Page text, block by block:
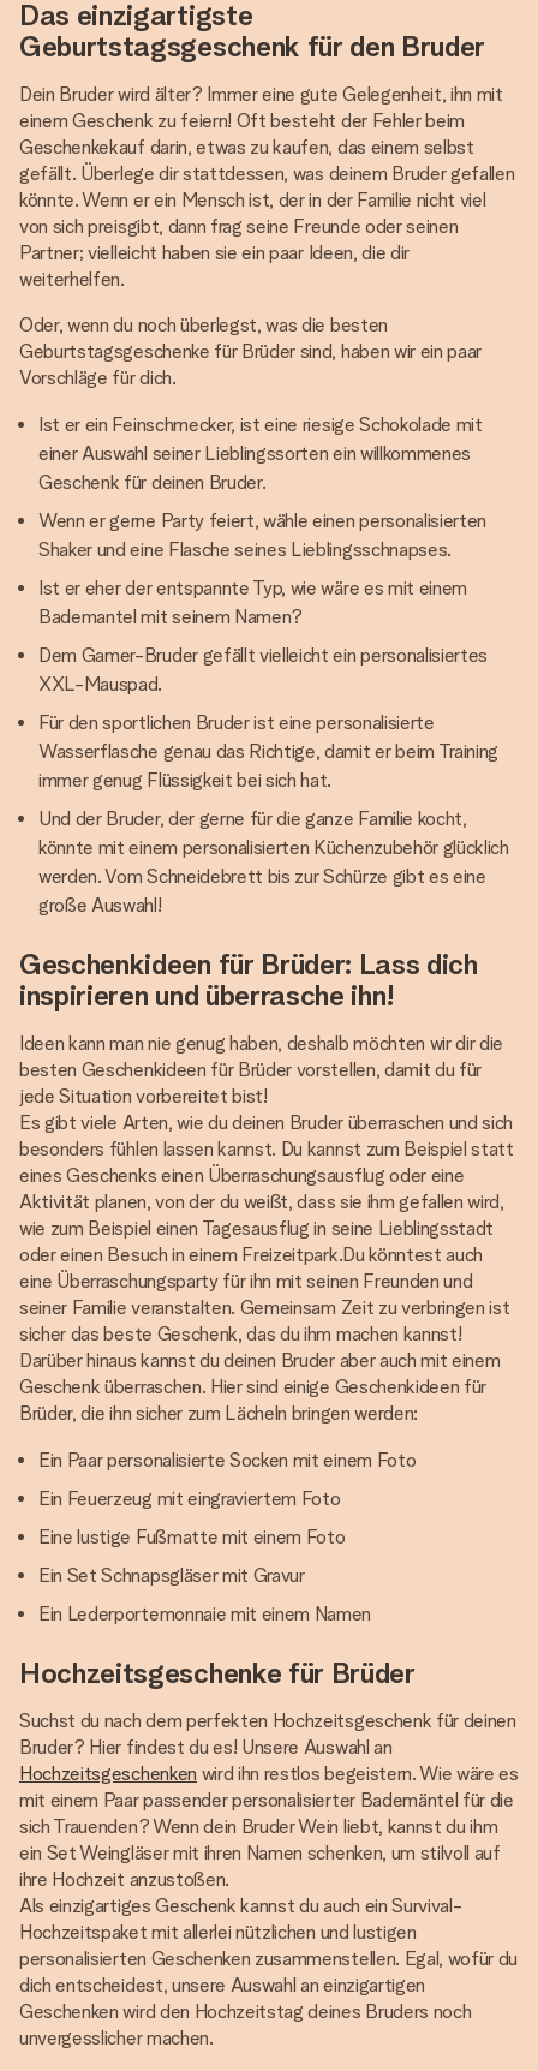
Das einzigartigste
Geburtstagsgeschenk für den Bruder
Dein Bruder wird älter? Immer eine gute Gelegenheit, ihn mit
einem Geschenk zu feiern! Oft besteht der Fehler beim
Geschenkekauf darin, etwas zu kaufen, das einem selbst
gefällt. Überlege dir stattdessen, was deinem Bruder gefallen
könnte. Wenn er ein Mensch ist, der in der Familie nicht viel
von sich preisgibt, dann frag seine Freunde oder seinen
Partner; vielleicht haben sie ein paar Ideen, die dir
weiterhelfen.
Oder, wenn du noch überlegst, was die besten
Geburtstagsgeschenke für Brüder sind, haben wir ein paar
Vorschläge für dich.
Ist er ein Feinschmecker, ist eine riesige Schokolade mit
einer Auswahl seiner Lieblingssorten ein willkommenes
Geschenk für deinen Bruder.
Wenn er gerne Party feiert, wähle einen personalisierten
Shaker und eine Flasche seines Lieblingsschnapses.
Ist er eher der entspannte Typ, wie wäre es mit einem
Bademantel mit seinem Namen?
Dem Gamer-Bruder gefällt vielleicht ein personalisiertes
XXL-Mauspad.
Für den sportlichen Bruder ist eine personalisierte
Wasserflasche genau das Richtige, damit er beim Training
immer genug Flüssigkeit bei sich hat.
Und der Bruder, der gerne für die ganze Familie kocht,
könnte mit einem personalisierten Küchenzubehör glücklich
werden. Vom Schneidebrett bis zur Schürze gibt es eine
große Auswahl!
Geschenkideen für Brüder: Lass dich
inspirieren und überrasche ihn!
Ideen kann man nie genug haben, deshalb möchten wir dir die
besten Geschenkideen für Brüder vorstellen, damit du für
jede Situation vorbereitet bist!
Es gibt viele Arten, wie du deinen Bruder überraschen und sich
besonders fühlen lassen kannst. Du kannst zum Beispiel statt
eines Geschenks einen Überraschungsausflug oder eine
Aktivität planen, von der du weißt, dass sie ihm gefallen wird,
wie zum Beispiel einen Tagesausflug in seine Lieblingsstadt
oder einen Besuch in einem Freizeitpark.Du könntest auch
eine Überraschungsparty für ihn mit seinen Freunden und
seiner Familie veranstalten. Gemeinsam Zeit zu verbringen ist
sicher das beste Geschenk, das du ihm machen kannst!
Darüber hinaus kannst du deinen Bruder aber auch mit einem
Geschenk überraschen. Hier sind einige Geschenkideen für
Brüder, die ihn sicher zum Lächeln bringen werden:
Ein Paar personalisierte Socken mit einem Foto
Ein Feuerzeug mit eingraviertem Foto
Eine lustige Fußmatte mit einem Foto
Ein Set Schnapsgläser mit Gravur
Ein Lederportemonnaie mit einem Namen
Hochzeitsgeschenke für Brüder
Suchst du nach dem perfekten Hochzeitsgeschenk für deinen
Bruder? Hier findest du es! Unsere Auswahl an
Hochzeitsgeschenken wird ihn restlos begeistern. Wie wäre es
mit einem Paar passender personalisierter Bademäntel für die
sich Trauenden? Wenn dein Bruder Wein liebt, kannst du ihm
ein Set Weingläser mit ihren Namen schenken, um stilvoll auf
ihre Hochzeit anzustoßen.
Als einzigartiges Geschenk kannst du auch ein Survival-
Hochzeitspaket mit allerlei nützlichen und lustigen
personalisierten Geschenken zusammenstellen. Egal, wofür du
dich entscheidest, unsere Auswahl an einzigartigen
Geschenken wird den Hochzeitstag deines Bruders noch
unvergesslicher machen.